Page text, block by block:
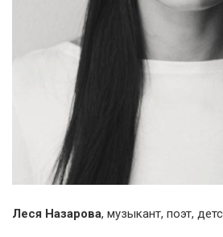
Леся Назарова, музыкант, поэт,